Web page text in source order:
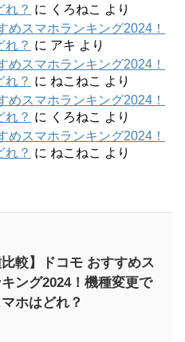
れ？ に くろねこ より
めスマホランキング2024！
れ？ に アキ より
めスマホランキング2024！
れ？ に ねこねこ より
めスマホランキング2024！
れ？ に くろねこ より
めスマホランキング2024！
れ？ に ねこねこ より
比較】ドコモ おすすめス
ング2024！機種変更で
ホはどれ？